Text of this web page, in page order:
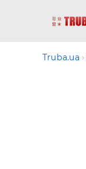
Truba.ua